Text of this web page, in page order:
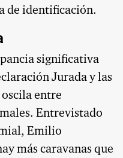
de identificación.
significativa
Jurada y las
oscila entre
Entrevistado
Emilio
más caravanas que